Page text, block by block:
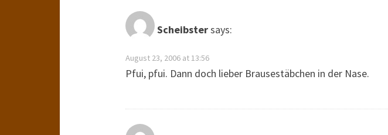
Scheibstersays:
August 23, 2006 at 13:56
Pfui, pfui. Dann doch lieber Brausestäbchen in der Nase.